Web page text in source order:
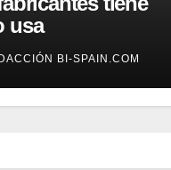
usa
según Rockwell
BI-SPAIN.COM